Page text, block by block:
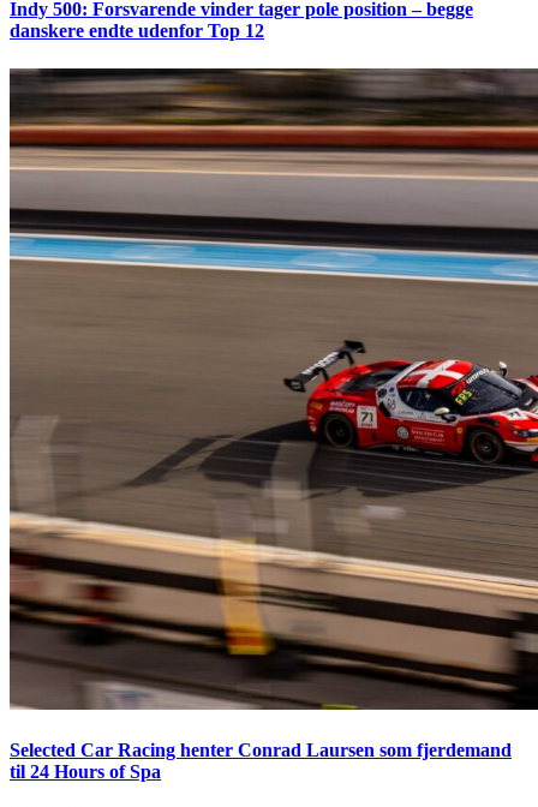
Indy 500: Forsvarende vinder tager pole position – begge
danskere endte udenfor Top 12
Selected Car Racing henter Conrad Laursen som fjerdemand
til 24 Hours of Spa